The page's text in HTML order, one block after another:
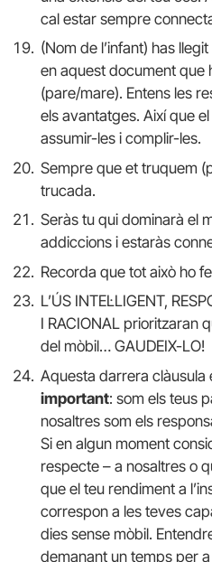
cal estar sempre
(Nom de l’infant) has
en aquest document que
(pare/mare). Entens les
els avantatges. Així que
assumir-les i complir-les.
Sempre que et truquem
trucada.
Seràs tu qui dominarà el
addiccions i estaràs
Recorda que tot això ho
L’ÚS INTEL·LIGENT,
I RACIONAL prioritzaran
del mòbil… GAUDEIX-LO!
Aquesta darrera clàusula
important: som els teus
nosaltres som els
Si en algun moment
respecte – a nosaltres o
que el teu rendiment a
correspon a les teves
dies sense mòbil.
demanant un temps per